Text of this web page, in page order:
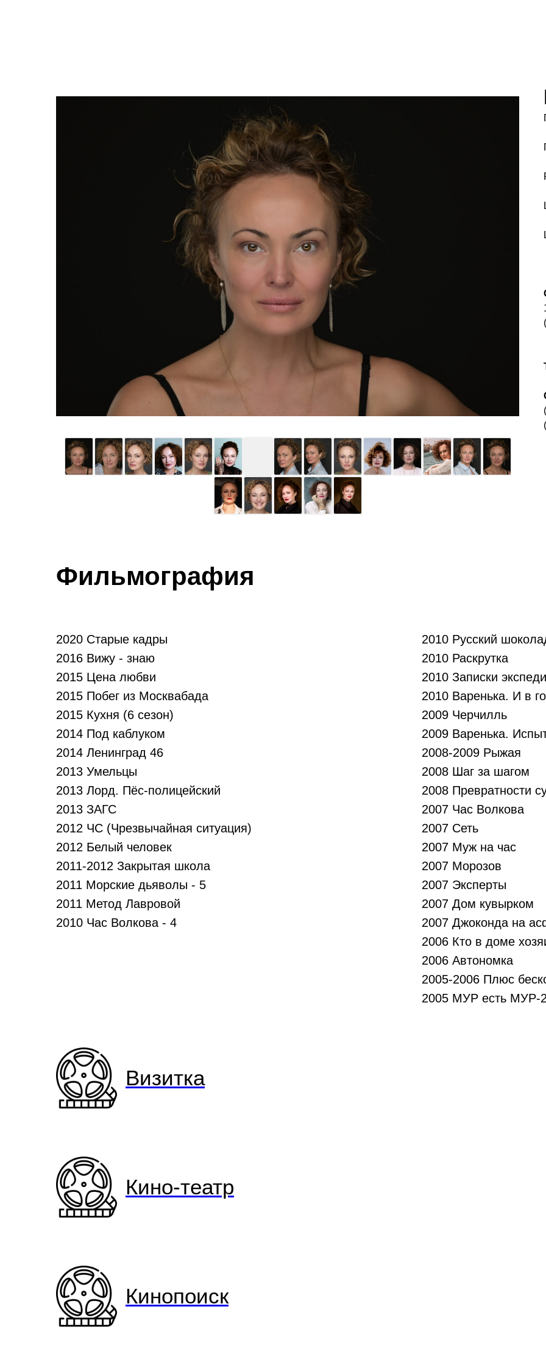
Фильмография
2020 Старые кадры
2016 Вижу - знаю
2015 Цена любви
2015 Побег из Москвабада
2015 Кухня (6 сезон)
2014 Под каблуком
2014 Ленинград 46
2013 Умельцы
2013 Лорд. Пёс-полицейский
2013 ЗАГС
2012 ЧС (Чрезвычайная ситуация)
2012 Белый человек
2011-2012 Закрытая школа
2011 Морские дьяволы - 5
2011 Метод Лавровой
2010 Час Волкова - 4
2010 Русский
2010 Раскрутка
2010 Записки
2010 Варенька. И в
2009 Черчилль
2009 Варенька.
2008-2009 Рыжая
2008 Шаг за шагом
2008 Превратности
2007 Час Волкова
2007 Сеть
2007 Муж на час
2007 Морозов
2007 Эксперты
2007 Дом кувырком
2007 Джоконда на
2006 Кто в доме
2006 Автономка
2005-2006 Плюс
2005 МУР есть МУР-2
Визитка
Кино-театр
Кинопоиск